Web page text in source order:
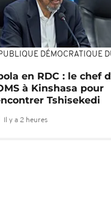
DÉMOCRATIQUE
en RDC : le chef
à Kinshasa pour
Tshisekedi
Il y a 2 heures